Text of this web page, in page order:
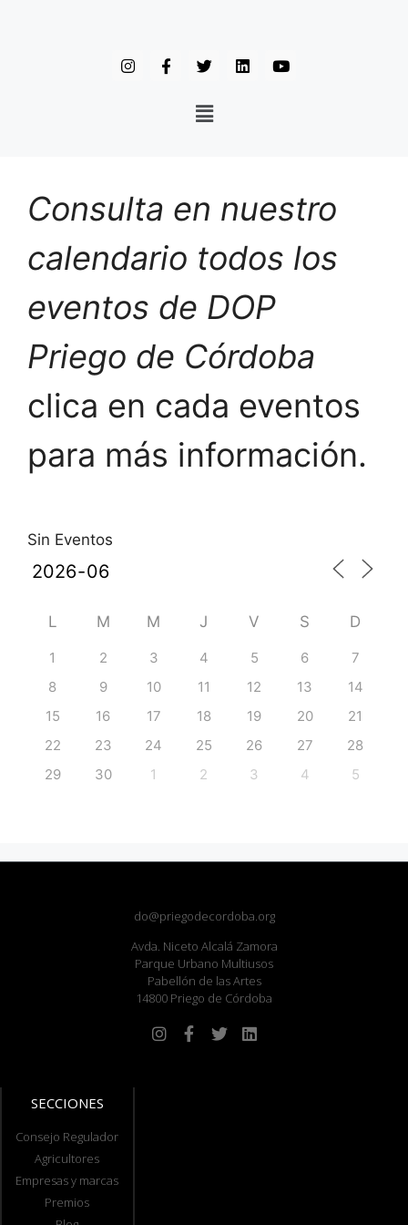
Consulta en nuestro
calendario todos los
eventos de DOP
Priego de Córdoba
clica en cada eventos
para más información.
Sin Eventos
L M M J V S D
1 2 3 4 5 6
7
8
9 10 11 12 13
14
15
16 17 18 19 20
21
22
23 24 25 26 27
28
29
30 1 2 3 4 5
do@priegodecordoba.org
Avda. Niceto Alcalá Zamora
Parque Urbano Multiusos
Pabellón de las Artes
14800 Priego de Córdoba
SECCIONES
Consejo Regulador
Agricultores
Empresas y marcas
Premios